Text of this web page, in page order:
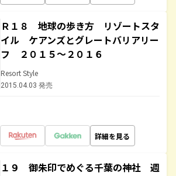
Ｒ１８ 地球の歩き方 リゾートスタ
イル ケアンズとグレートバリアリー
フ ２０１５～２０１６
Resort Style
2015.04.03 発売
詳細を見る
１９ 御朱印でめぐる千葉の神社 週